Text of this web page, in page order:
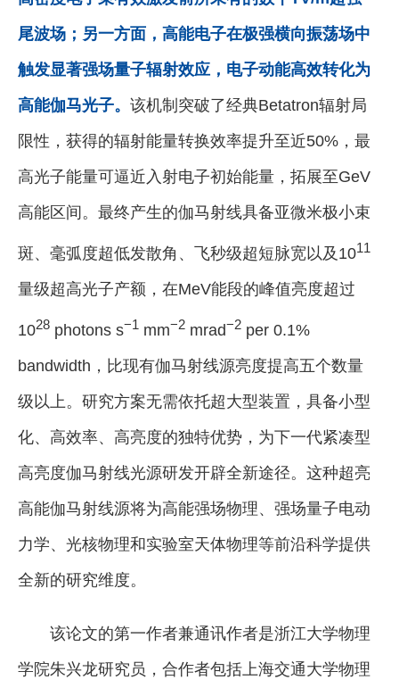
尾波场；另一方面，高能电子在极强横向振荡场中
触发显著强场量子辐射效应 ，电子动能高效转化为
高能伽马光子。 该机制突破了经典Betatron辐射局
限性，获得的辐射能量转换效率提升至近50%，最
高光子能量可逼近入射电子初始能量，拓展至GeV
高能区间。最终产生的伽马射线具备亚微米极小束
斑、毫弧度超低发散角、飞秒级超短脉宽以及1011
量级超高光子产额，在MeV能段的峰值亮度超过
1028 photons s−1 mm−2 mrad−2 per 0.1%
bandwidth，比现有伽马射线源亮度提高五个数量
级以上。研究方案无需依托超大型装置，具备小型
化、高效率、高亮度的独特优势，为下一代紧凑型
高亮度伽马射线光源研发开辟全新途径。这种超亮
高能伽马射线源将为高能强场物理、强场量子电动
力学、光核物理和实验室天体物理等前沿科学提供
全新的研究维度。
该论文的第一作者兼通讯作者是浙江大学物理
学院朱兴龙研究员，合作者包括上海交通大学物理